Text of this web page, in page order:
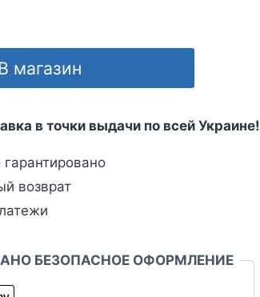
магазин
в точки выдачи по всей Украине!
возврат
БЕЗОПАСНОЕ ОФОРМЛЕНИЕ